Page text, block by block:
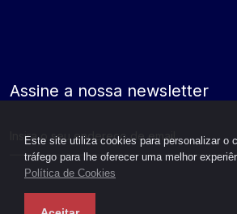
Este site utiliza cookies para personalizar o
tráfego para lhe oferecer uma melhor
Política de Cookies
Assine a nossa newsletter